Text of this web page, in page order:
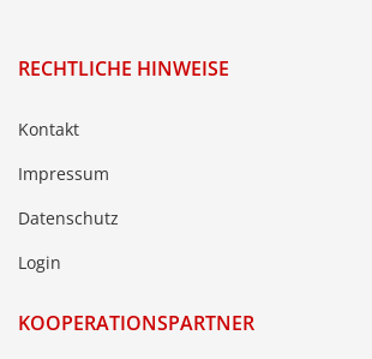
RECHTLICHE HINWEISE
Kontakt
Impressum
Datenschutz
Login
KOOPERATIONSPARTNER